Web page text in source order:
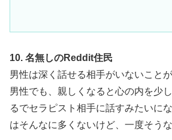
10. 名無しのReddit住民
男性は深く話せる相手がいないこと
男性でも、親しくなると心の内を少
るでセラピスト相手に話すみたいに
はそんなに多くないけど、一度そう